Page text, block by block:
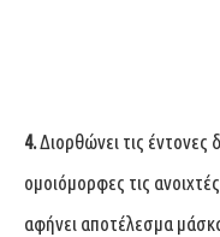
4.Διορθώνει τις έντονες
ομοιόμορφες τις
αφήνει αποτέλεσμα